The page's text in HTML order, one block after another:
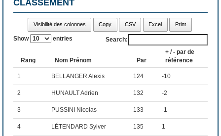
GASSER Josselin 71
Previous
1 4 6 Next
CLASSEMENT
Visibilité des colonnes Copy CSV Excel Print
Show entries Search:
Rang Nom Prénom Par
+ / - par de
référence
1 BELLANGER Alexis 124 -10
2 HUNAULT Adrien 132 -2
3 PUSSINI Nicolas 133 -1
4 LÉTENDARD Sylver 135 1